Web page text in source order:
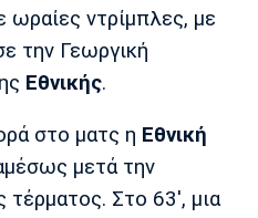
ντρίμπλες, με
την Γεωργική
Εθνικής.
στο ματς η Εθνική
μετά την
τέρματος. Στο 63', μια